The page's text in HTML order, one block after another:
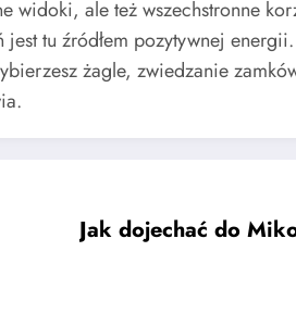
widoki, ale też wszechstronne
tu źródłem pozytywnej
żagle, zwiedzanie
Jak dojechać do